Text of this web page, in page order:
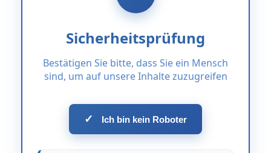
Sicherheitsprüfung
Bestätigen Sie bitte, dass Sie ein Mensch
sind, um auf unsere Inhalte zuzugreifen
✓ Ich bin kein Roboter